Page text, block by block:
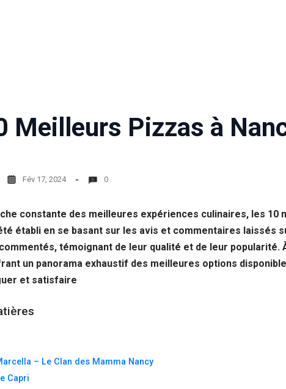
Meilleurs Pizzas à
Fév 17, 2024 0
constante des meilleures expériences culinaires, les 10
établi en se basant sur les avis et commentaires laissés
témoignant de leur qualité et de leur
un panorama exhaustif des meilleures options
et satisfaire
– Le Clan des Mamma Nancy
Capri